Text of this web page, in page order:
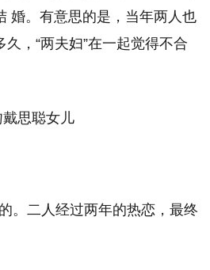
婚。有意思的是，当年两人也
，“两夫妇”在一起觉得不合
。二人经过两年的热恋，最终